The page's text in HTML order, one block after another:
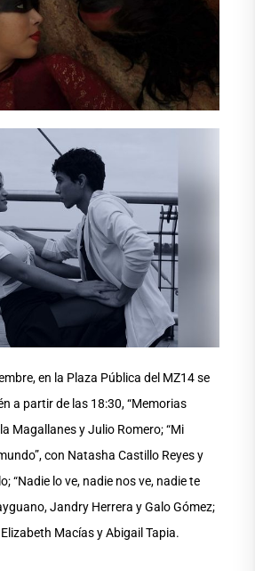
en la Plaza Pública del MZ14 se
a partir de las 18:30, “Memorias
Magallanes y Julio Romero; “Mi
con Natasha Castillo Reyes y
“Nadie lo ve, nadie nos ve, nadie te
Jandry Herrera y Galo Gómez;
Macías y Abigail Tapia.